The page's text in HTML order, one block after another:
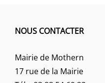
NOUS CONTACTER
Mairie de Mothern
17 rue de la Mairie